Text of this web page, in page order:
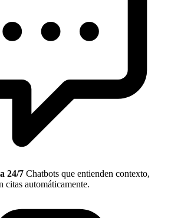
24/7 Chatbots que entienden contexto,
citas automáticamente.